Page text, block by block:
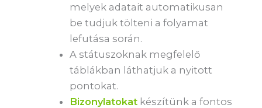
melyek adatait automatikusan
be tudjuk tölteni a folyamat
lefutása során.
A státuszoknak megfelelő
táblákban láthatjuk a nyitott
pontokat.
Bizonylatokat készítünk a fontos